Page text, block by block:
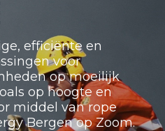
efficiënte en
voor
op moeilijk
op hoogte en
middel van rope
Bergen op Zoom.